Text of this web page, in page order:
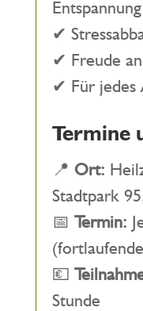
Entspannung
✔
✔ Freude
✔ Für jedes
Termine
📍 Ort:
Stadtpark
📅 Termin:
💶
Stunde